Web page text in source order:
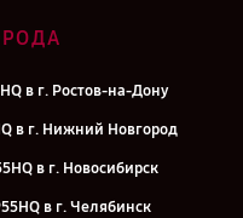
в г. Ростов-на-Дону
в г. Нижний Новгород
в г. Новосибирск
в г. Челябинск